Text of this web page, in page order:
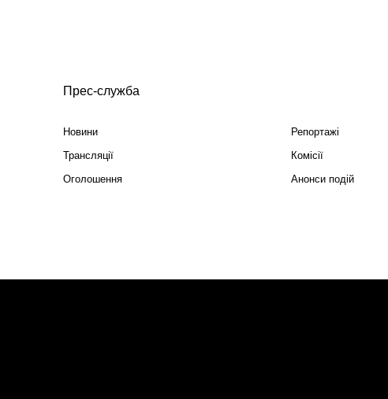
Прес-служба
Новини
Репортажі
Трансляції
Комісії
Оголошення
Анонси подій